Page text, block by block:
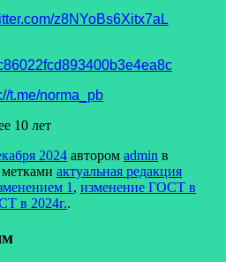
z8NYoBs6Xitx7aL
t.me/norma_pb
2024 автором admin в
метками актуальная редакция
1, изменение ГОСТ в
в 2024г..